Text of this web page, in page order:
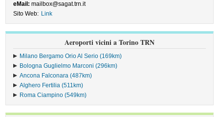
eMail: mailbox@sagat.trn.it
Sito Web: Link
Aeroporti vicini a Torino TRN
Milano Bergamo Orio Al Serio (169km)
Bologna Guglielmo Marconi (296km)
Ancona Falconara (487km)
Alghero Fertilia (511km)
Roma Ciampino (549km)